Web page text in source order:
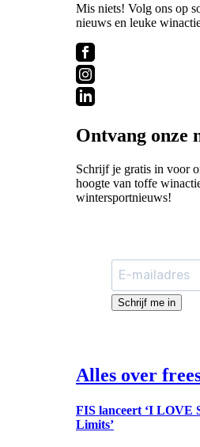
Mis niets! Volg ons op
nieuws en leuke
Ontvang onze
Schrijf je gratis in voor
hoogte van toffe
wintersportnieuws!
Schrijf me in
Alles over
FIS lanceert ‘I LOVE
Limits’